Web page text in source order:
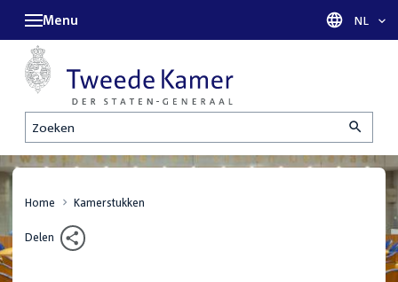
Zoeken
Menu Taal
NL
Home Kamerstukken
Delen